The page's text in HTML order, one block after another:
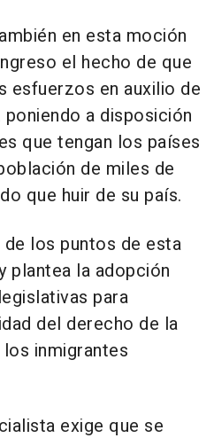
en esta moción
el hecho de que
esfuerzos en auxilio de
a disposición
que tengan los países
de miles de
que huir de su país.
los puntos de esta
plantea la adopción
para
del derecho de la
inmigrantes
exige que se